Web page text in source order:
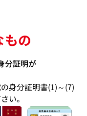
の
分証明が
身分証明書(1)～(7)
い。